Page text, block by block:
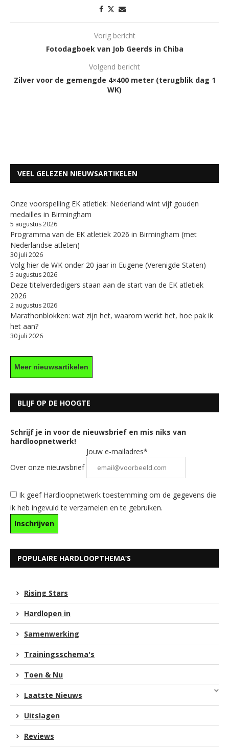
Vorig bericht
Fotodagboek van Job Geerds in Chiba
Volgend bericht
Zilver voor de gemengde 4×400 meter (terugblik dag 1
WK)
VEEL GELEZEN NIEUWSARTIKELEN
Onze voorspelling EK atletiek: Nederland wint vijf gouden
medailles in Birmingham
5 augustus 2026
Programma van de EK atletiek 2026 in Birmingham (met
Nederlandse atleten)
30 juli 2026
Volg hier de WK onder 20 jaar in Eugene (Verenigde Staten)
5 augustus 2026
Deze titelverdedigers staan aan de start van de EK atletiek
2026
2 augustus 2026
Marathonblokken: wat zijn het, waarom werkt het, hoe pak ik
het aan?
30 juli 2026
Meer nieuwsartikelen
BLIJF OP DE HOOGTE
Schrijf je in voor de nieuwsbrief en mis niks van
hardloopnetwerk!
Over onze nieuwsbrief
Jouw e-mailadres*
Ik geef Hardloopnetwerk toestemming om de gegevens die
ik heb ingevuld te verzamelen en te gebruiken.
POPULAIRE HARDLOOPTHEMA’S
Rising Stars
Hardlopen in
Samenwerking
Trainingsschema's
Toen & Nu
Laatste Nieuws
Uitslagen
Reviews